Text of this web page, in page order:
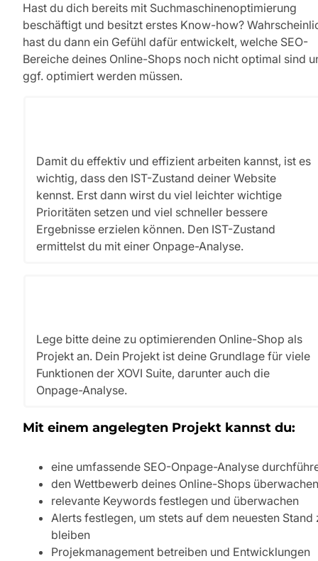
Hast du dich bereits mit Suchmaschinenoptimierung
beschäftigt und besitzt erstes Know-how?
hast du dann ein Gefühl dafür entwickelt, welche SEO-
Bereiche deines Online-Shops noch nicht optimal sind
ggf. optimiert werden müssen.
Damit du effektiv und effizient arbeiten kannst, ist es
wichtig, dass den IST-Zustand deiner Website
kennst. Erst dann wirst du viel leichter wichtige
Prioritäten setzen und viel schneller bessere
Ergebnisse erzielen können. Den IST-Zustand
ermittelst du mit einer Onpage-Analyse.
Lege bitte deine zu optimierenden Online-Shop als
Projekt an. Dein Projekt ist deine Grundlage für viele
Funktionen der XOVI Suite, darunter auch die
Onpage-Analyse.
Mit einem angelegten Projekt kannst du:
eine umfassende SEO-Onpage-Analyse
den Wettbewerb deines Online-Shops überwachen
relevante Keywords festlegen und überwachen
Alerts festlegen, um stets auf dem neuesten Stand
bleiben
Projekmanagement betreiben und Entwicklungen